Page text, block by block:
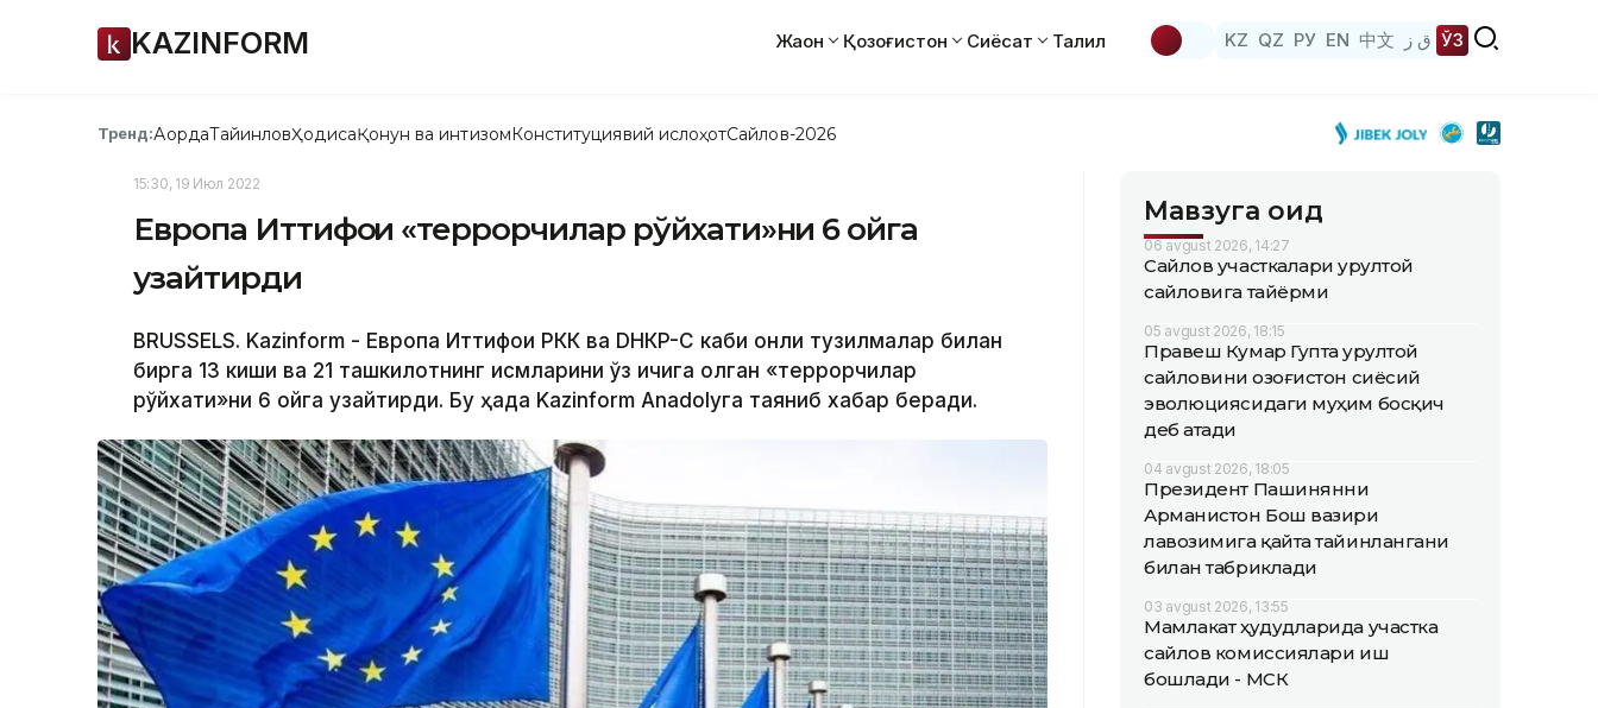
KAZINFORM Жаҳон Қозоғистон Сиёсат Таҳлил KZ QZ РУ EN 中文 ق ز ЎЗ
Тренд:АқордаТайинловҲодисаҚонун ва интизомКонституциявий ислоҳотСайлов-2026
15:30, 19 Июл 2022
Европа Иттифоқи «террорчилар рўйхати»ни 6 ойга
узайтирди
BRUSSELS. Kazinform - Европа Иттифоқи PКК ва DHКP-C каби қонли тузилмалар билан
бирга 13 киши ва 21 ташкилотнинг исмларини ўз ичига олган «террорчилар
рўйхати»ни 6 ойга узайтирди. Бу ҳақда Kazinform Anadolyга таяниб хабар беради.
Мавзуга оид
06 avgust 2026, 14:27
Сайлов участкалари Қурултой
сайловига тайёрми
05 avgust 2026, 18:15
Правеш Кумар Гупта Қурултой
сайловини Қозоғистон сиёсий
эволюциясидаги муҳим босқич
деб атади
04 avgust 2026, 18:05
Президент Пашинянни
Арманистон Бош вазири
лавозимига қайта тайинлангани
билан табриклади
03 avgust 2026, 13:55
Мамлакат ҳудудларида участка
сайлов комиссиялари иш
бошлади - МСК